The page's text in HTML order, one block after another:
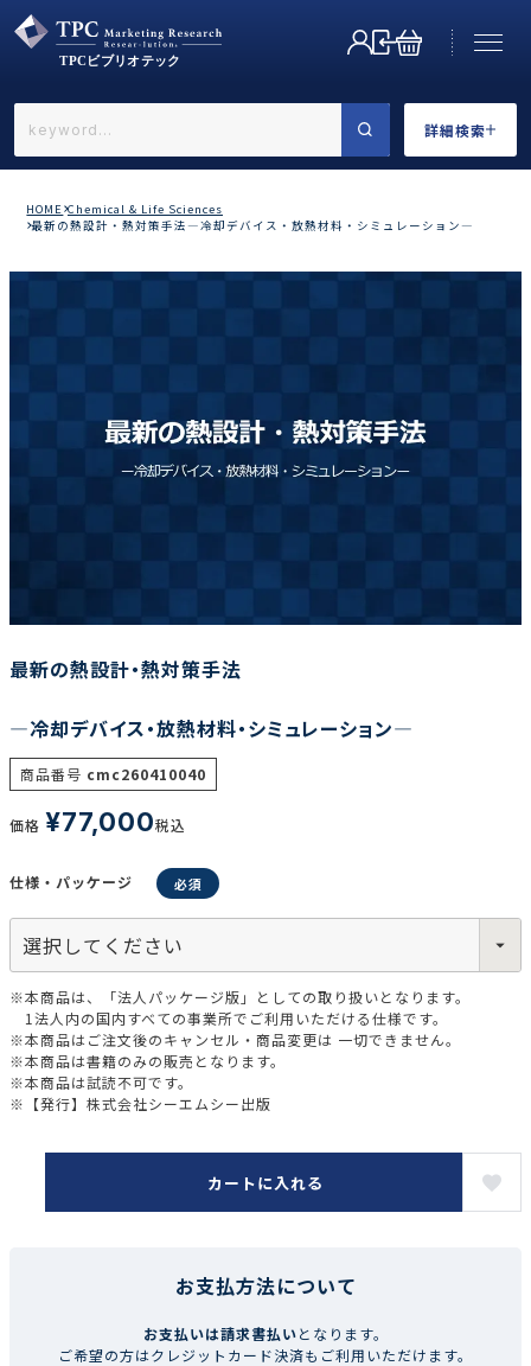
詳細検索
←戻る
調査の種類で選ぶ
リセット
HOME Chemical & Life Sciences
最新の熱設計・熱対策手法―冷却デバイス・放熱材料・シミュレーション―
最新の熱設計・熱対策手法
―冷却デバイス・放熱材料・シミュレーション―
商品番号 cmc260410040
価格 ¥77,000税込
仕様・パッケージ
※本商品は、「法人パッケージ版」としての取り扱いとなります。
1法人内の国内すべての事業所でご利用いただける仕様です。
※本商品はご注文後のキャンセル・商品変更は 一切できません。
※本商品は書籍のみの販売となります。
※本商品は試読不可です。
※【発行】株式会社シーエムシー出版
カートに入れる
お支払方法について
お支払いは請求書払いとなります。
ご希望の方はクレジットカード決済もご利用いただけます。